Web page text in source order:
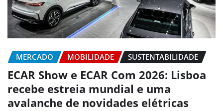
MERCADO MOBILIDADE SUSTENTABILIDADE
ECAR Show e ECAR Com 2026: Lisboa
recebe estreia mundial e uma
avalanche de novidades elétricas